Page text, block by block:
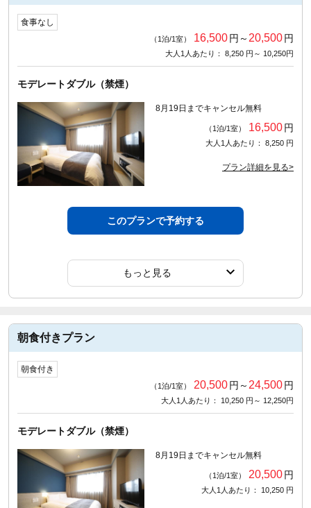
食事なし
（1泊/1室） 16,500円～ 20,500円
大人1人あたり： 8,250 円～ 10,250円
モデレートダブル（禁煙）
8月19日までキャンセル無料
（1泊/1室） 16,500円
大人1人あたり： 8,250 円
プラン詳細を見る>
このプランで予約する
もっと見る
朝食付きプラン
朝食付き
（1泊/1室） 20,500円～ 24,500円
大人1人あたり： 10,250 円～ 12,250円
モデレートダブル（禁煙）
8月19日までキャンセル無料
（1泊/1室） 20,500円
大人1人あたり： 10,250 円